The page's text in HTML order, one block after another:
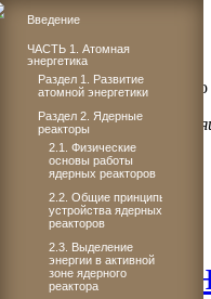
Бог проявил щедрость,
когда подарил миру
Светлане Плачковой
Главная
Об
Введение
ЧАСТЬ 1. Атомная
энергетика
Раздел 1. Развитие
атомной энергетики
Раздел 2. Ядерные
реакторы
2.1. Физические
основы работы
ядерных реакторов
2.2. Общие принципы
устройства ядерных
реакторов
2.3. Выделение
энергии в активной
зоне ядерного
реактора